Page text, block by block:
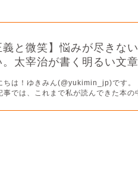
義と微笑】悩みが尽きな
。太宰治が書く明るい文章
ちは！ゆきみん(@yukimin_jp)です。
事では、これまで私が読んできた本